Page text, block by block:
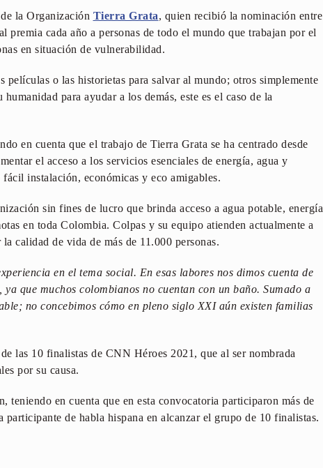
la Organización Tierra Grata, quien recibió la nominación entre
cada año a personas de todo el mundo que trabajan por el
en situación de vulnerabilidad.
películas o las historietas para salvar al mundo; otros simplemente
para ayudar a los demás, este es el caso de la
en cuenta que el trabajo de Tierra Grata se ha centrado desde
el acceso a los servicios esenciales de energía, agua y
instalación, económicas y eco amigables.
sin fines de lucro que brinda acceso a agua potable, energía
en toda Colombia. Colpas y su equipo atienden actualmente a
calidad de vida de más de 11.000 personas.
en el tema social. En esas labores nos dimos cuenta de
que muchos colombianos no cuentan con un baño. Sumado a
no concebimos cómo en pleno siglo XXI aún existen familias
las 10 finalistas de CNN Héroes 2021, que al ser nombrada
por su causa.
teniendo en cuenta que en esta convocatoria participaron más de
de habla hispana en alcanzar el grupo de 10 finalistas.